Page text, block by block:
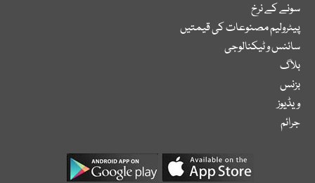
سونے کے نرخ
پیٹرولیم مصنوعات کی قیمتیں
سائنس و ٹیکنالوجی
بلاگ
بزنس
ویڈیوز
جرائم